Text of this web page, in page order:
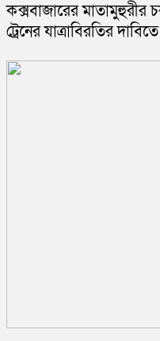
কক্সবাজারের মাতামুহুরীর
ট্রেনের যাত্রাবিরতির